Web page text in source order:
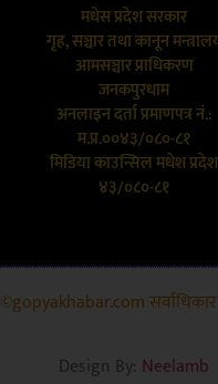
मधेस प्रदेश सरकार
गृह, सञ्चार तथा कानून
आमसञ्चार प्राधिकरण
जनकपुरधाम
अनलाइन दर्ता प्रमाणपत्र नं.:
म.प्र.००४३/०८०-८१
मिडिया काउन्सिल मधेश प्रदेश
४३/०८०-८१
©gopyakhabar.com
Design By: Neelamb